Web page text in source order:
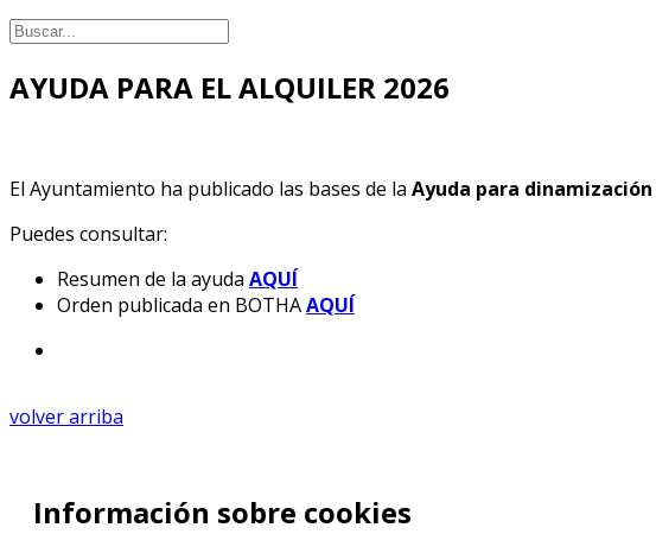
AYUDA PARA EL ALQUILER 2026
El Ayuntamiento ha publicado las bases de la Ayuda para
Puedes consultar:
Resumen de la ayuda AQUÍ
Orden publicada en BOTHAAQUÍ
volver arriba
Información sobre cookies